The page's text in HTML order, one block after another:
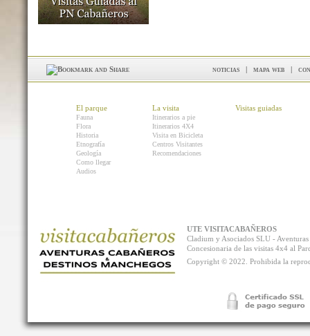
noticias | mapa web |
El parque
Fauna
Flora
Historia
Etnografía
Geología
Como llegar
Audios
La visita
Itinerarios a pie
Itinerarios 4X4
Visita en Bicicleta
Centros Visitantes
Recomendaciones
Visitas guiadas
UTE VISITACABAÑEROS
Cladium y Asociados SLU -
Concesionaria de las visitas 4x4 al
Copyright © 2022. Prohibida la